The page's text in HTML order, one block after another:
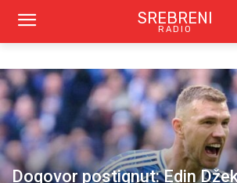
SREBRENI
RADIO
Dogovor postignut: Edin